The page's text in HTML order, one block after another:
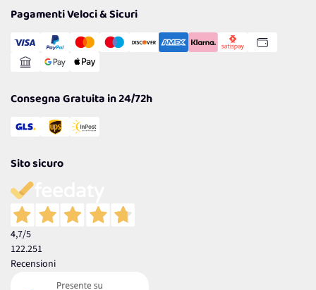
Cookie Policy
Gestisci Cookie
Reso Facile e Veloce
Pagamenti Veloci & Sicuri
Consegna Gratuita in 24/72h
Sito sicuro
4,7/5
122.251
Recensioni